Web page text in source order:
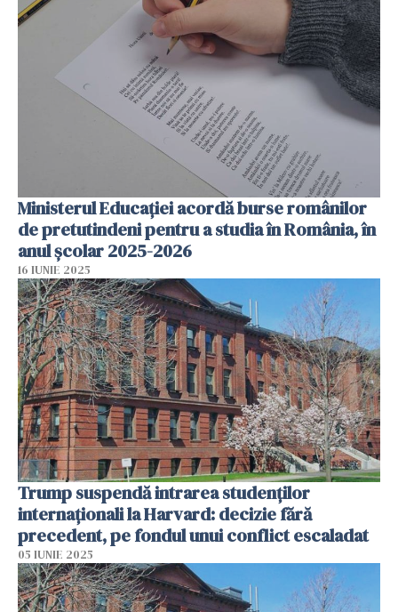
Ministerul Educației acordă burse românilor
de pretutindeni pentru a studia în România, în
anul școlar 2025-2026
16 IUNIE 2025
Trump suspendă intrarea studenților
internaționali la Harvard: decizie fără
precedent, pe fondul unui conflict escaladat
05 IUNIE 2025